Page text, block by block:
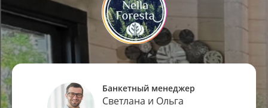
Банкетный менеджер
Светлана и Ольга